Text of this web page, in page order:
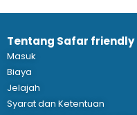
Tentang Safar friendly
Masuk
Biaya
Jelajah
Syarat dan Ketentuan